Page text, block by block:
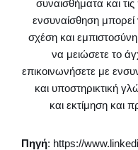
συναισθήματα και
ενσυναίσθηση
σχέση και
να μειώσετε το
επικοινωνήσετε με
και υποστηρικτική
και εκτίμηση και
Πηγή: https://